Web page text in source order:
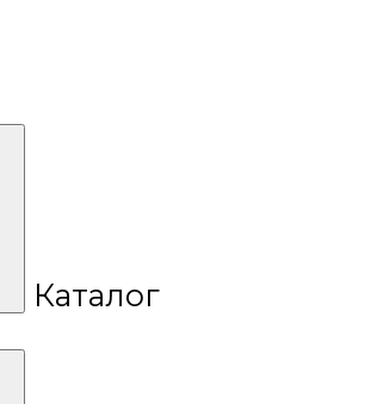
Каталог